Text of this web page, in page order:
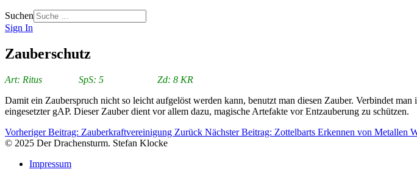
Suchen
Sign In
Zauberschutz
Art: Ritus SpS: 5 Zd: 8 KR
Damit ein Zauberspruch nicht so leicht aufgelöst werden kann, benutzt man diesen Zauber. Verbindet
eingesetzter gAP. Dieser Zauber dient vor allem dazu, magische Artefakte vor Entzauberung zu schützen.
Vorheriger Beitrag: Zauberkraftvereinigung Zurück Nächster Beitrag: Zottelbarts Erkennen von Metallen
© 2025 Der Drachensturm. Stefan Klocke
Impressum